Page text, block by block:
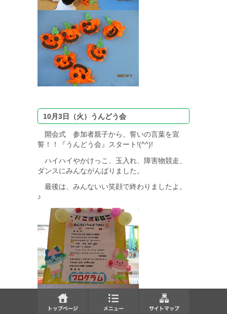
10月3日（火）うんどう会
開会式 参加者親子から、誓いの言葉を宣
誓！！『うんどう会』スタート!(^^)!
ハイハイやかけっこ、玉入れ、障害物競走、
ダンスにみんながんばりました。
最後は、みんないい笑顔で終わりましたよ。
♪